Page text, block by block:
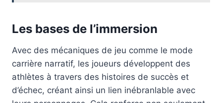
Les bases de l’immersion
Avec des mécaniques de jeu comme le mode
carrière narratif, les joueurs développent des
athlètes à travers des histoires de succès et
d’échec, créant ainsi un lien inébranlable avec